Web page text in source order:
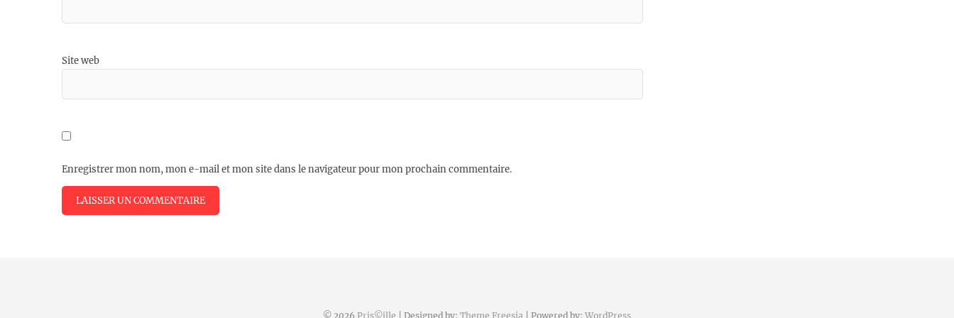
Site web
Enregistrer mon nom, mon e-mail et mon site dans le navigateur pour mon prochain commentaire.
© 2026 Pris©ille | Designed by: Theme Freesia | Powered by: WordPress